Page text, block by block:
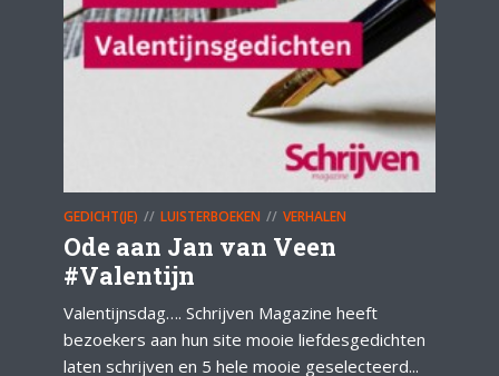
GEDICHT(JE) LUISTERBOEKEN VERHALEN
Ode aan Jan van Veen
#Valentijn
Valentijnsdag…. Schrijven Magazine heeft
bezoekers aan hun site mooie liefdesgedichten
laten schrijven en 5 hele mooie geselecteerd...